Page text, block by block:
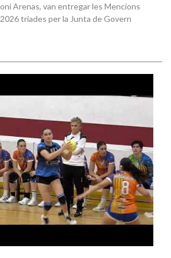
Arenas, van entregar les Mencions
triades per la Junta de Govern